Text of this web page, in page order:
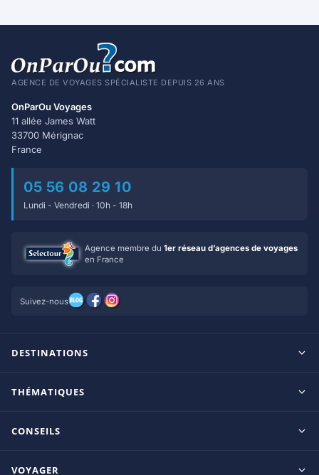
AGENCE DE VOYAGES SPÉCIALISTE DEPUIS 26 ANS
OnParOu Voyages
11 allée James Watt
33700 Mérignac
France
05 56 08 29 10
Lundi - Vendredi · 10h - 18h
Agence membre du 1er réseau d’agences de voyages
en France
Suivez-nous
DESTINATIONS
Ile Maurice
République Dominicaine
THÉMATIQUES
Adultes uniquement
CONSEILS
VOYAGER